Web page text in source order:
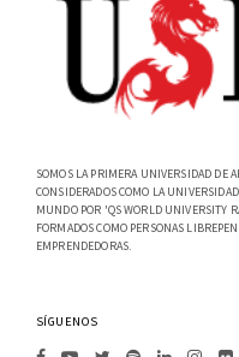
SOMOS LA PRIMERA UNIVERSIDAD DE
CONSIDERADOS COMO LA
MUNDO POR 'QS WORLD UNIVERSITY
FORMADOS COMO PERSONAS
EMPRENDEDORAS.
SÍGUENOS